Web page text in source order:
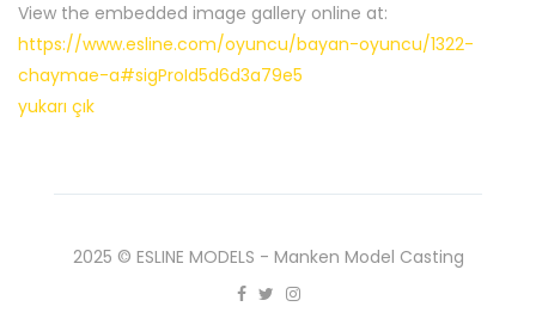
View the embedded image gallery online at:
https://www.esline.com/oyuncu/bayan-oyuncu/1322-
chaymae-a#sigProId5d6d3a79e5
yukarı çık
2025 © ESLINE MODELS - Manken Model Casting